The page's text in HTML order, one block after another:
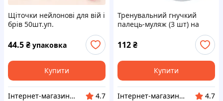
Щіточки нейлонові для вій і
брів 50шт.уп.
44.5₴ упаковка
Купити
Інтернет-магазин Million Nails
4.7
Тренувальний гнучкий
палець-муляж (3 шт) на
підставці для манікюру +
типси (100 шт.)
112₴
Купити
Інтернет-магазин Million Nails
4.7